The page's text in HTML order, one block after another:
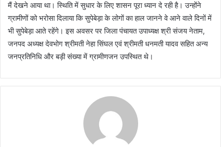
मैं देखने आया था। स्थिति में सुधार के लिए शासन पूरा ध्यान दे रही है। उन्होंने
ग्रामीणों को भरोसा दिलाया कि सुपेबेड़ा के लोगों का हाल जानने वे आने वाले दिनों में
भी सुपेबेड़ा आते रहेंगे। इस अवसर पर जिला पंचायत उपाध्यक्ष श्री संजय नेताम,
जनपद अध्यक्ष देवभोग श्रीमती नेहा सिंघल एवं श्रीमती धनमती यादव सहित अन्य
जनप्रतिनिधि और बड़ी संख्या में ग्रामीणजन उपस्थित थे।